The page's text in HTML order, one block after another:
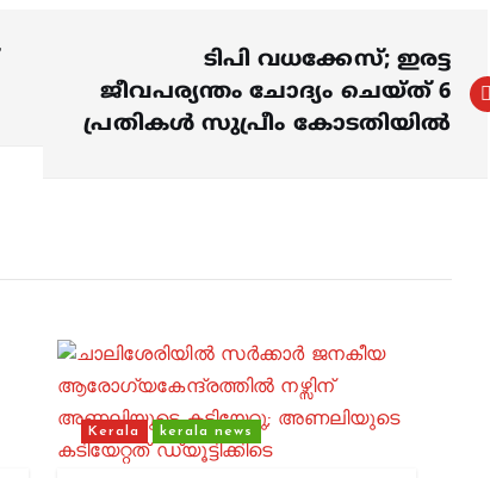
ടിപി വധക്കേസ്; ഇരട്ട
ജീവപര്യന്തം ചോദ്യം ചെയ്ത് 6
പ്രതികൾ സുപ്രീം കോടതിയിൽ
Kerala kerala news